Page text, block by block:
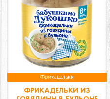
Фрикадельки
ФРИКАДЕЛЬКИ ИЗ